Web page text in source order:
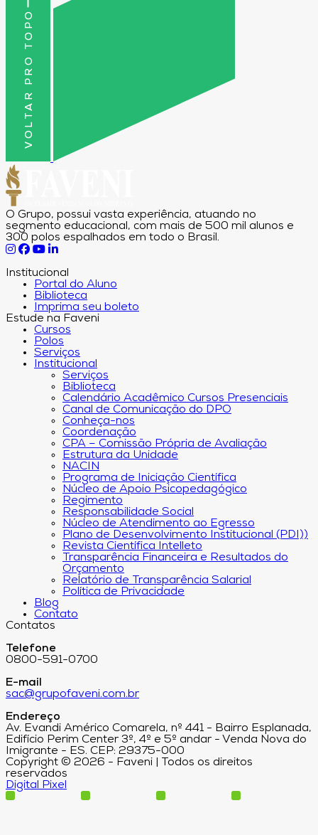
VOLTAR PRO TOPO
O Grupo, possui vasta experiência, atuando no
segmento educacional, com mais de 500 mil alunos e
300 polos espalhados em todo o Brasil.
Institucional
Portal do Aluno
Biblioteca
Imprima seu boleto
Estude na Faveni
Cursos
Polos
Serviços
Institucional
Serviços
Biblioteca
Calendário Acadêmico Cursos Presenciais
Canal de Comunicação do DPO
Conheça-nos
Coordenação
CPA – Comissão Própria de Avaliação
Estrutura da Unidade
NACIN
Programa de Iniciação Científica
Núcleo de Apoio Psicopedagógico
Regimento
Responsabilidade Social
Núcleo de Atendimento ao Egresso
Plano de Desenvolvimento Institucional (PDI))
Revista Científica Intelleto
Transparência Financeira e Resultados do
Orçamento
Relatório de Transparência Salarial
Política de Privacidade
Blog
Contato
Contatos
Telefone
0800-591-0700
E-mail
sac@grupofaveni.com.br
Endereço
Av. Evandi Américo Comarela, nº 441 - Bairro Esplanada,
Edifício Perim Center 3º, 4º e 5º andar - Venda Nova do
Imigrante - ES. CEP: 29375-000
Copyright © 2026 - Faveni | Todos os direitos
reservados
Digital Pixel